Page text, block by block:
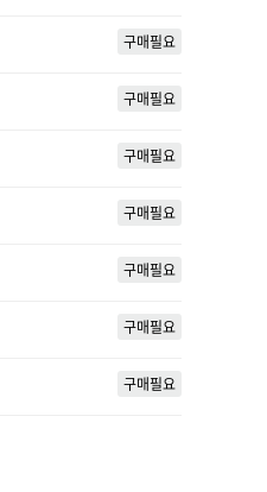
구매필요
구매필요
구매필요
구매필요
구매필요
구매필요
구매필요